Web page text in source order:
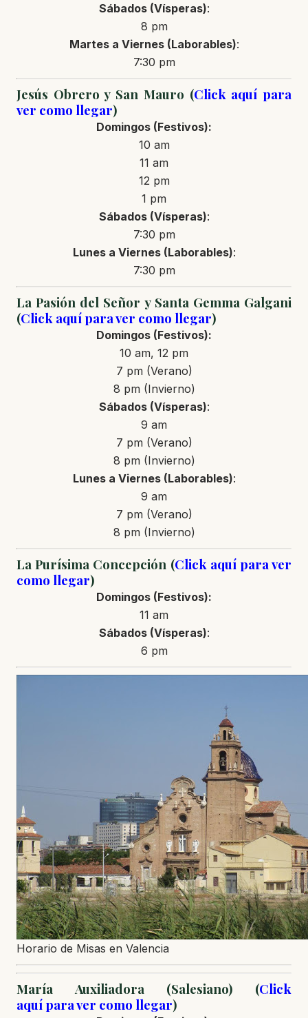
Sábados (Vísperas):
8 pm
Martes a Viernes (Laborables):
7:30 pm
Jesús Obrero y San Mauro (Click aquí para
ver como llegar)
Domingos (Festivos):
10 am
11 am
12 pm
1 pm
Sábados (Vísperas):
7:30 pm
Lunes a Viernes (Laborables):
7:30 pm
La Pasión del Señor y Santa Gemma Galgani
(Click aquí para ver como llegar)
Domingos (Festivos):
10 am, 12 pm
7 pm (Verano)
8 pm (Invierno)
Sábados (Vísperas):
9 am
7 pm (Verano)
8 pm (Invierno)
Lunes a Viernes (Laborables):
9 am
7 pm (Verano)
8 pm (Invierno)
La Purísima Concepción (Click aquí para ver
como llegar)
Domingos (Festivos):
11 am
Sábados (Vísperas):
6 pm
Horario de Misas en Valencia
María Auxiliadora (Salesiano) (Click
aquí para ver como llegar)